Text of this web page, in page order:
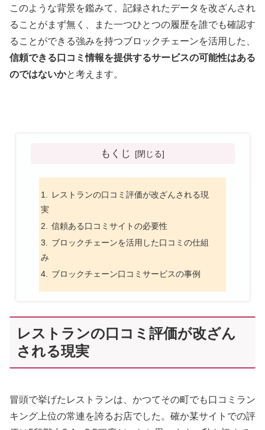
このような背景を鑑みて、記録されたデータを改ざんされ
ることがまず無く、また一つひとつの履歴を誰でも確認す
ることができる強みを持つブロックチェーンを活用した、
信頼できる口コミ情報を提供するサービスの可能性はある
のではないかと考えます。
もくじ
レストランの口コミ評価が改ざんされる現
実
信頼ある口コミサイトの必要性
ブロックチェーンを活用した口コミの仕組
み
ブロックチェーン口コミサービスの事例
レストランの口コミ評価が改ざん
される現実
冒頭で挙げたレストランは、かつてその町でも口コミラン
キング上位の常連を誇るお店でした。確か某サイトでの評